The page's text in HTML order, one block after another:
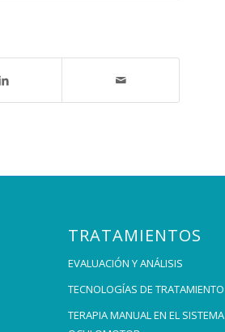
TRATAMIENTOS
EVALUACIÓN Y ANÁLISIS
TECNOLOGÍAS DE TRATAMIENTO
TERAPIA MANUAL EN EL SISTEMA